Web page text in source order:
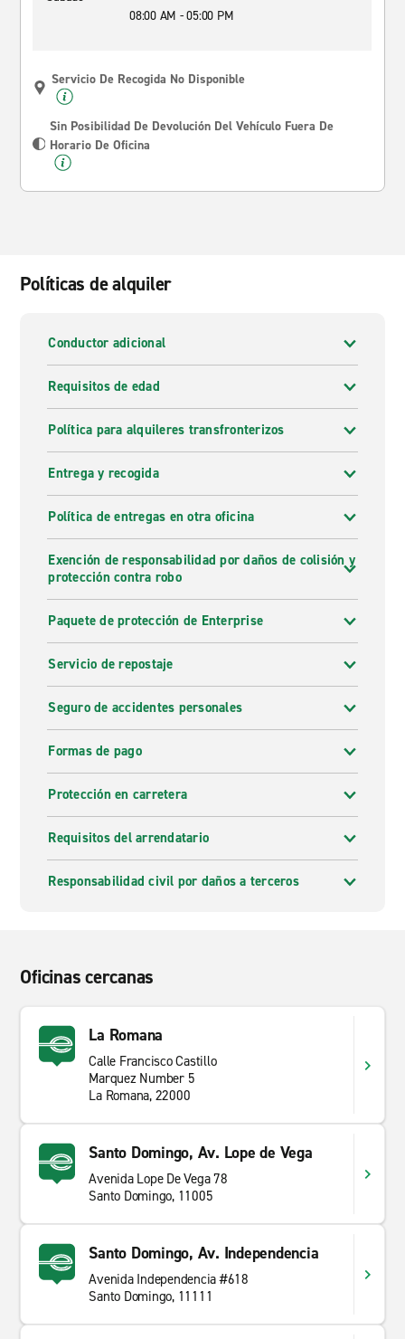
08:00 AM - 05:00 PM
Servicio De Recogida No Disponible
Sin Posibilidad De Devolución Del Vehículo Fuera De
Horario De Oficina
Políticas de alquiler
Conductor adicional
Requisitos de edad
Política para alquileres transfronterizos
Entrega y recogida
Política de entregas en otra oficina
Exención de responsabilidad por daños de colisión y
protección contra robo
Paquete de protección de Enterprise
Servicio de repostaje
Seguro de accidentes personales
Formas de pago
Protección en carretera
Requisitos del arrendatario
Responsabilidad civil por daños a terceros
Oficinas cercanas
La Romana
Calle Francisco Castillo
Marquez Number 5
La Romana, 22000
Santo Domingo, Av. Lope de Vega
Avenida Lope De Vega 78
Santo Domingo, 11005
Santo Domingo, Av. Independencia
Avenida Independencia #618
Santo Domingo, 11111